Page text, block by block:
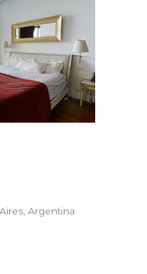
Argentina